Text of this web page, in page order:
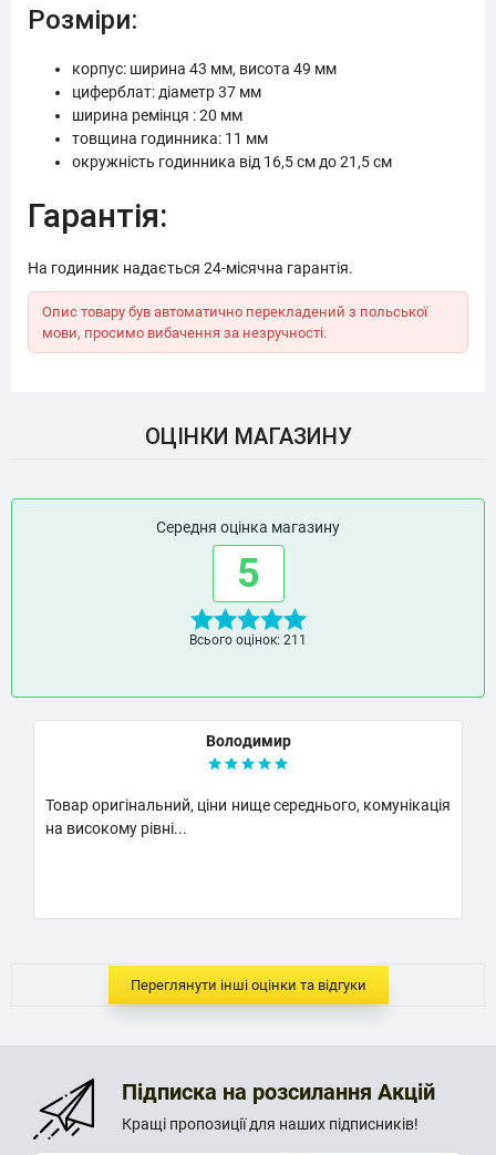
Розміри:
корпус: ширина 43 мм, висота 49 мм
циферблат: діаметр 37 мм
ширина ремінця : 20 мм
товщина годинника: 11 мм
окружність годинника від 16,5 см до 21,5 см
Гарантія:
На годинник надається 24-місячна гарантія.
Опис товару був автоматично перекладений з польської
мови, просимо вибачення за незручності.
ОЦІНКИ МАГАЗИНУ
Середня оцінка магазину
5
Всього оцінок: 211
Володимир
Товар оригінальний, ціни нище середнього, комунікація
на високому рівні...
Переглянути інші оцінки та відгуки
Підписка на розсилання Акцій
Кращі пропозиції для наших підписників!